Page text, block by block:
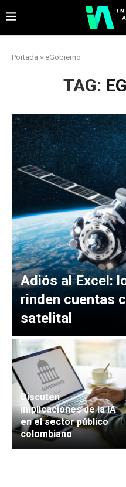
Portada » eGobierno
TAG:
Adiós al Excel:
rinden cuentas
satelital
Discuten
implicaciones de la IA
en el sector público
colombiano